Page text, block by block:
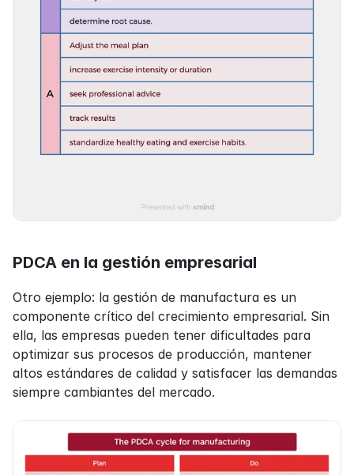
PDCA en la gestión empresarial
Otro ejemplo: la gestión de manufactura es un
componente crítico del crecimiento empresarial. Sin
ella, las empresas pueden tener dificultades para
optimizar sus procesos de producción, mantener
altos estándares de calidad y satisfacer las demandas
siempre cambiantes del mercado.